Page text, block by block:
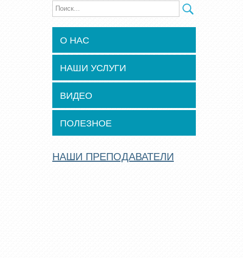
О НАС
НАШИ УСЛУГИ
ВИДЕО
ПОЛЕЗНОЕ
НАШИ ПРЕПОДАВАТЕЛИ